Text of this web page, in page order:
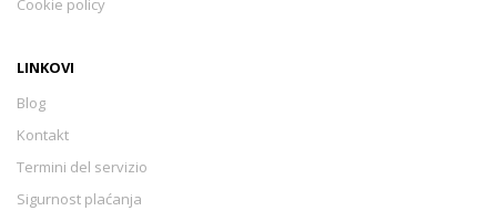
Cookie policy
LINKOVI
Blog
Kontakt
Termini del servizio
Sigurnost plaćanja